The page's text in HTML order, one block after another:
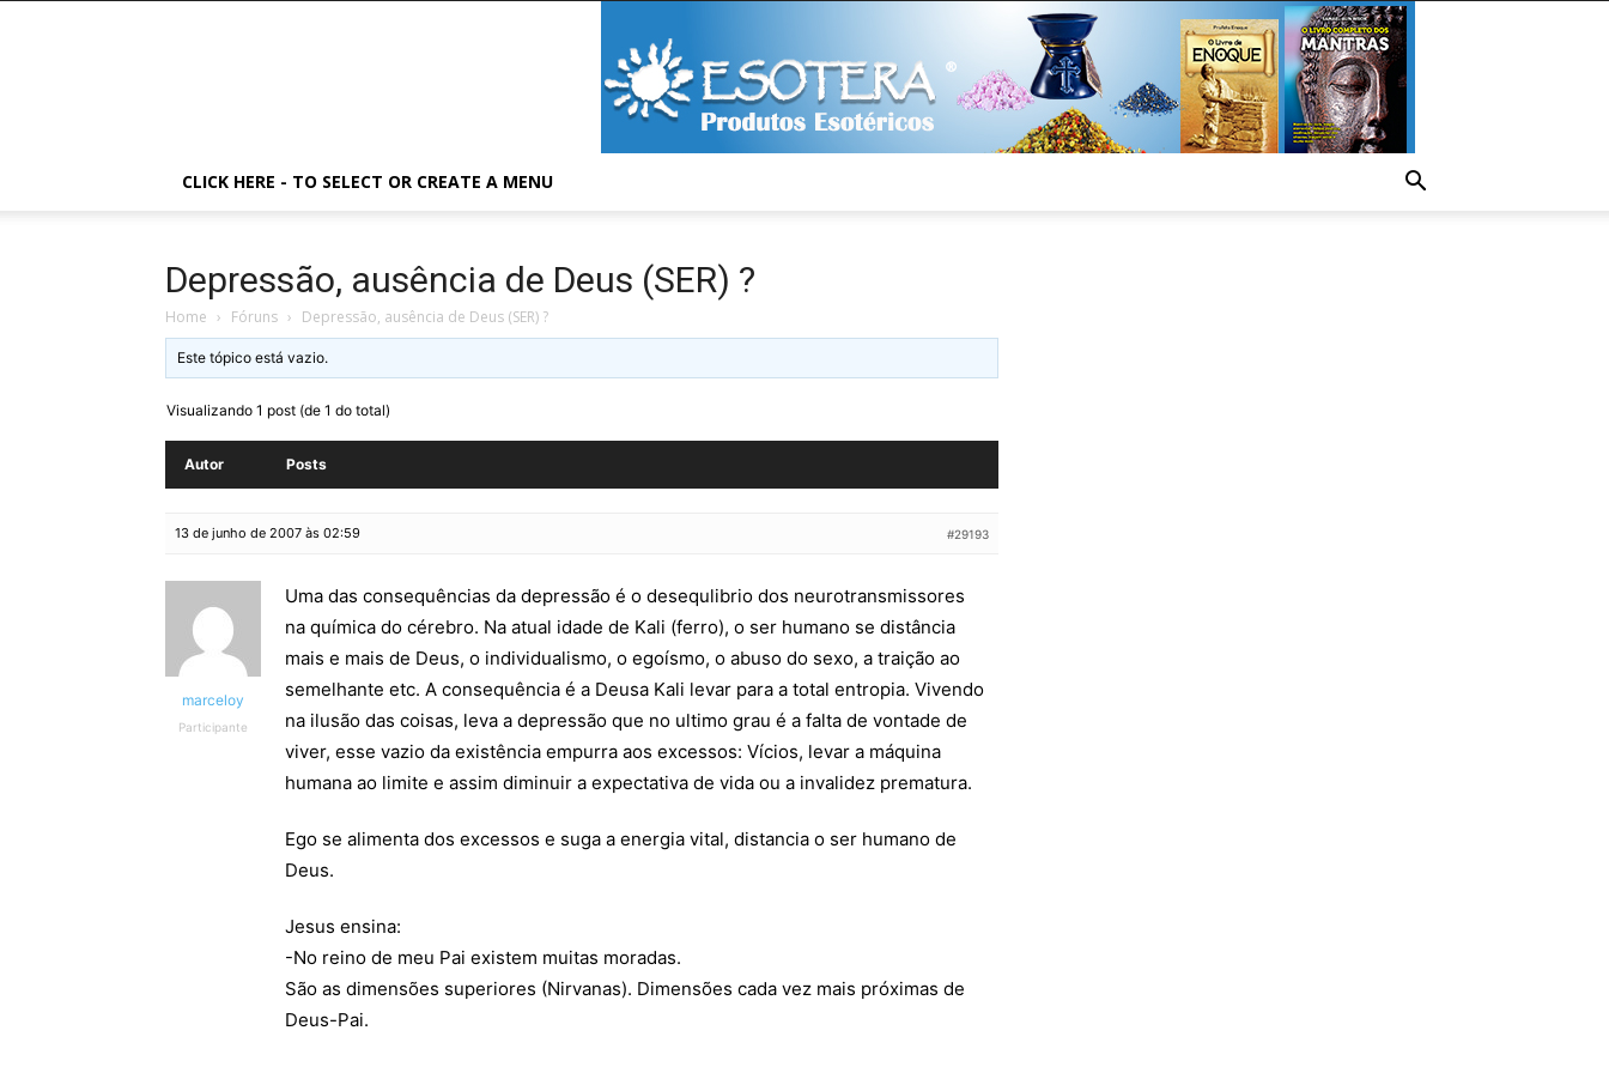
CLICK HERE - TO SELECT OR CREATE A MENU
Depressão, ausência de Deus (SER) ?
Home › Fóruns › Depressão, ausência de Deus (SER) ?
Este tópico está vazio.
Visualizando 1 post (de 1 do total)
Autor Posts
13 de junho de 2007 às 02:59 #29193
marceloy
Participante
Uma das consequências da depressão é o desequlibrio dos neurotransmissores
na química do cérebro. Na atual idade de Kali (ferro), o ser humano se distância
mais e mais de Deus, o individualismo, o egoísmo, o abuso do sexo, a traição ao
semelhante etc. A consequência é a Deusa Kali levar para a total entropia. Vivendo
na ilusão das coisas, leva a depressão que no ultimo grau é a falta de vontade de
viver, esse vazio da existência empurra aos excessos: Vícios, levar a máquina
humana ao limite e assim diminuir a expectativa de vida ou a invalidez prematura.
Ego se alimenta dos excessos e suga a energia vital, distancia o ser humano de
Deus.
Jesus ensina:
-No reino de meu Pai existem muitas moradas.
São as dimensões superiores (Nirvanas). Dimensões cada vez mais próximas de
Deus-Pai.